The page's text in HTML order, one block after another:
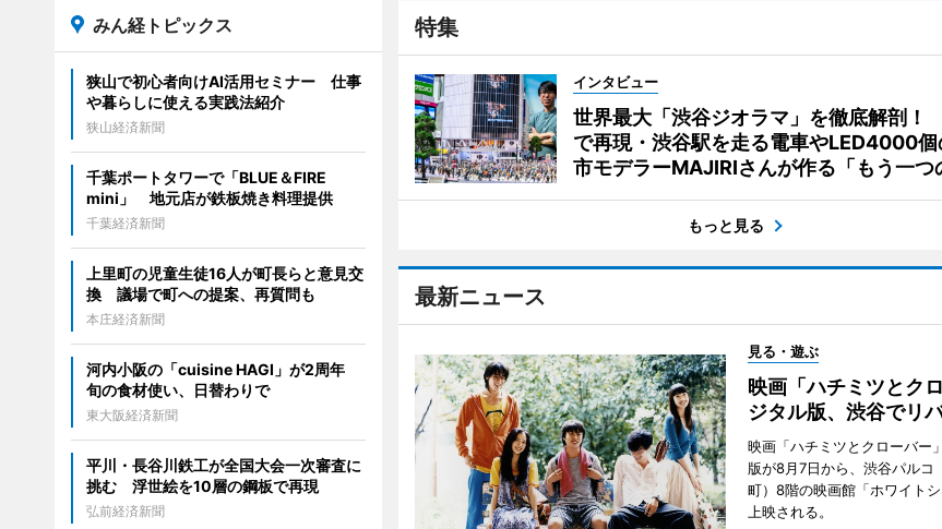
特集
インタビュー
世界最大「渋谷ジオラマ」を徹底解剖
で再現・渋谷駅を走る電車やLED4000
市モデラーMAJIRIさんが作る「もう一つ
もっと見る
最新ニュース
見る・遊ぶ
映画「ハチミツとク
ジタル版、渋谷でリ
映画「ハチミツとクローバー
版が8月7日から、渋谷パルコ
町）8階の映画館「ホワイト
上映される。
みん経トピックス
狭山で初心者向けAI活用セミナー 仕事
や暮らしに使える実践法紹介
狭山経済新聞
千葉ポートタワーで「BLUE＆FIRE
mini」 地元店が鉄板焼き料理提供
千葉経済新聞
上里町の児童生徒16人が町長らと意見交
換 議場で町への提案、再質問も
本庄経済新聞
河内小阪の「cuisine HAGI」が2周年
旬の食材使い、日替わりで
東大阪経済新聞
平川・長谷川鉄工が全国大会一次審査に
挑む 浮世絵を10層の鋼板で再現
弘前経済新聞